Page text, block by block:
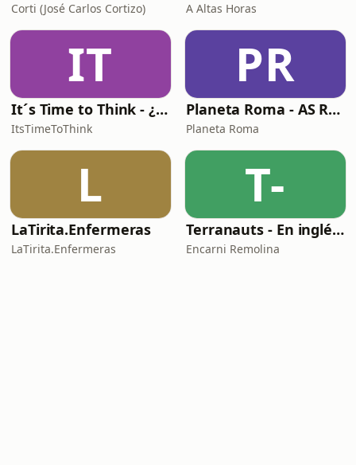
Corti (José Carlos Cortizo) A Altas Horas
IT
It´s Time to Think - ¿Nos paramos a pensar?
ItsTimeToThink
PR
Planeta Roma - AS Roma Podcast en Español
Planeta Roma
L
LaTirita.Enfermeras
LaTirita.Enfermeras
T-
Terranauts - En inglés y en español. Science and nature in 5 minutes
Encarni Remolina